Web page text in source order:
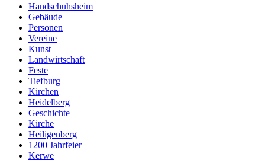
Handschuhsheim
Gebäude
Personen
Vereine
Kunst
Landwirtschaft
Feste
Tiefburg
Kirchen
Heidelberg
Geschichte
Kirche
Heiligenberg
1200 Jahrfeier
Kerwe